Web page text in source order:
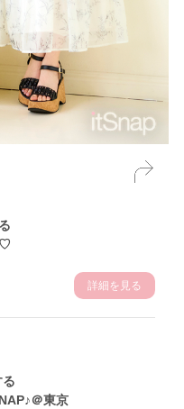
♡
詳細を見る
＠東京